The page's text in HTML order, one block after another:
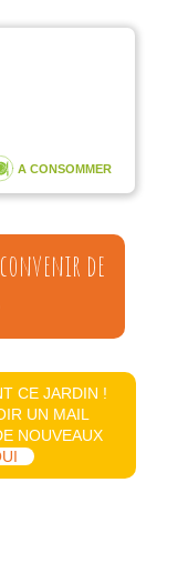
A CONSOMMER
de
CE JARDIN !
UN MAIL
NOUVEAUX